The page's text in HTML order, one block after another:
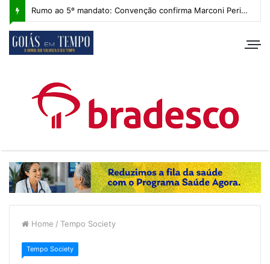
Rumo ao 5º mandato: Convenção confirma Marconi Perillo, que apresenta plano de governo com IA e foco regional
Home / Tempo Society
Tempo Society